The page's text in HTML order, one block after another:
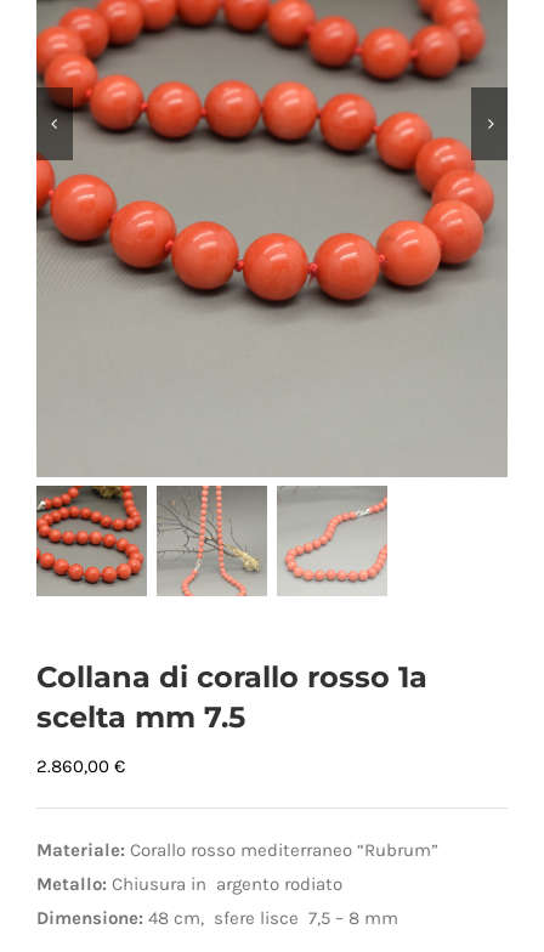
PRODOTTI
BLOG
CONTATTI
Collana di corallo rosso 1a
scelta mm 7.5
2.860,00 €
Materiale: Corallo rosso mediterraneo “Rubrum”
Metallo: Chiusura in argento rodiato
Dimensione: 48 cm, sfere lisce 7,5 – 8 mm